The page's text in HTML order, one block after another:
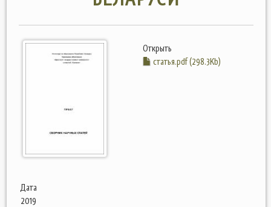
Открыть
статья.pdf (298.3Kb)
Дата
2019